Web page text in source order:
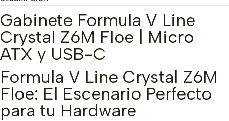
Gabinete Formula V Line
Crystal Z6M Floe | Micro
ATX y USB-C
Formula V Line Crystal Z6M
Floe: El Escenario Perfecto
para tu Hardware